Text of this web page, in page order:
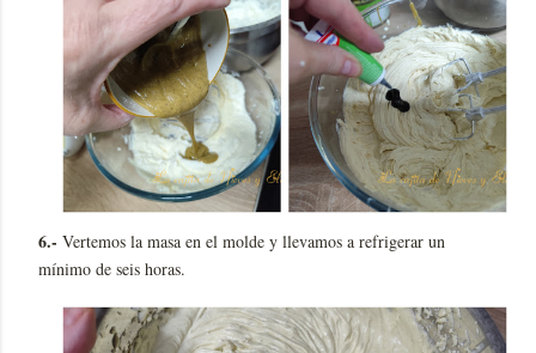
6.- Vertemos la masa en el molde y llevamos a refrigerar un
mínimo de seis horas.